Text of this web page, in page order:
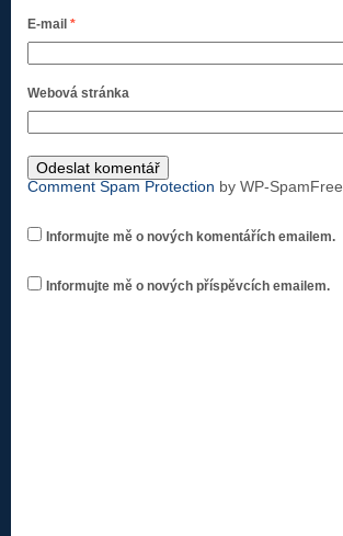
E-mail *
Webová stránka
Comment Spam Protection by WP-SpamFree
Informujte mě o nových komentářích emailem.
Informujte mě o nových příspěvcích emailem.